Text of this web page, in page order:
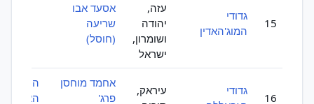
15
גדודי
המוג'האדין
עזה,
יהודה
ושומרון,
ישראל
אסעד אבו
שריעה
(חוסל)
16
גדודי
עיראק,
אחמד מוחסן
פרג'